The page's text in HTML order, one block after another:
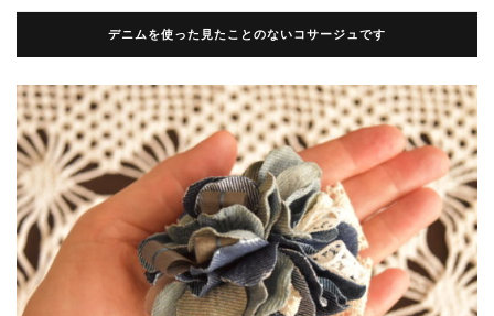
デニムを使った見たことのないコサージュです